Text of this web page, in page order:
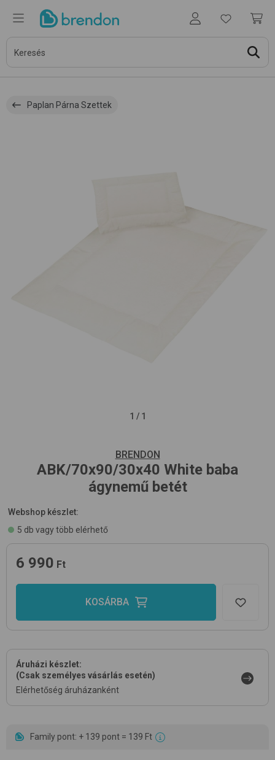
Paplan Párna Szettek
1 / 1
BRENDON
ABK/70x90/30x40 White baba
ágynemű betét
Webshop készlet:
5 db vagy több elérhető
6 990 Ft
KOSÁRBA
Áruházi készlet:
(Csak személyes vásárlás esetén)
Elérhetőség áruházanként
Family pont: + 139 pont = 139 Ft